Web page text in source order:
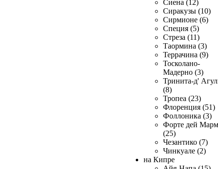
Сиена (12)
Сиракузы (10)
Сирмионе (6)
Специя (5)
Стреза (11)
Таормина (3)
Террачина (9)
Тосколано-
Мадерно (3)
Тринита-д'
(8)
Тропеа (23)
Флоренция (51)
Фоллоника (3)
Форте дей
(25)
Чезантико (7)
Чинкуале (2)
на Кипре